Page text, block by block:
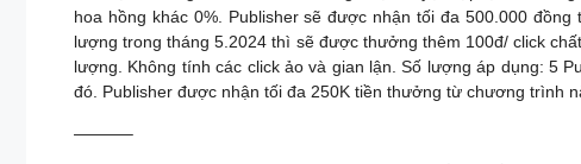
hoa hồng khác 0%. Publisher sẽ được nhận tối đa 500.000
lượng trong tháng 5.2024 thì sẽ được thưởng thêm 100đ/ click
lượng. Không tính các click ảo và gian lận. Số lượng áp dụng: 5
đó. Publisher được nhận tối đa 250K tiền thưởng từ chương trình
———–